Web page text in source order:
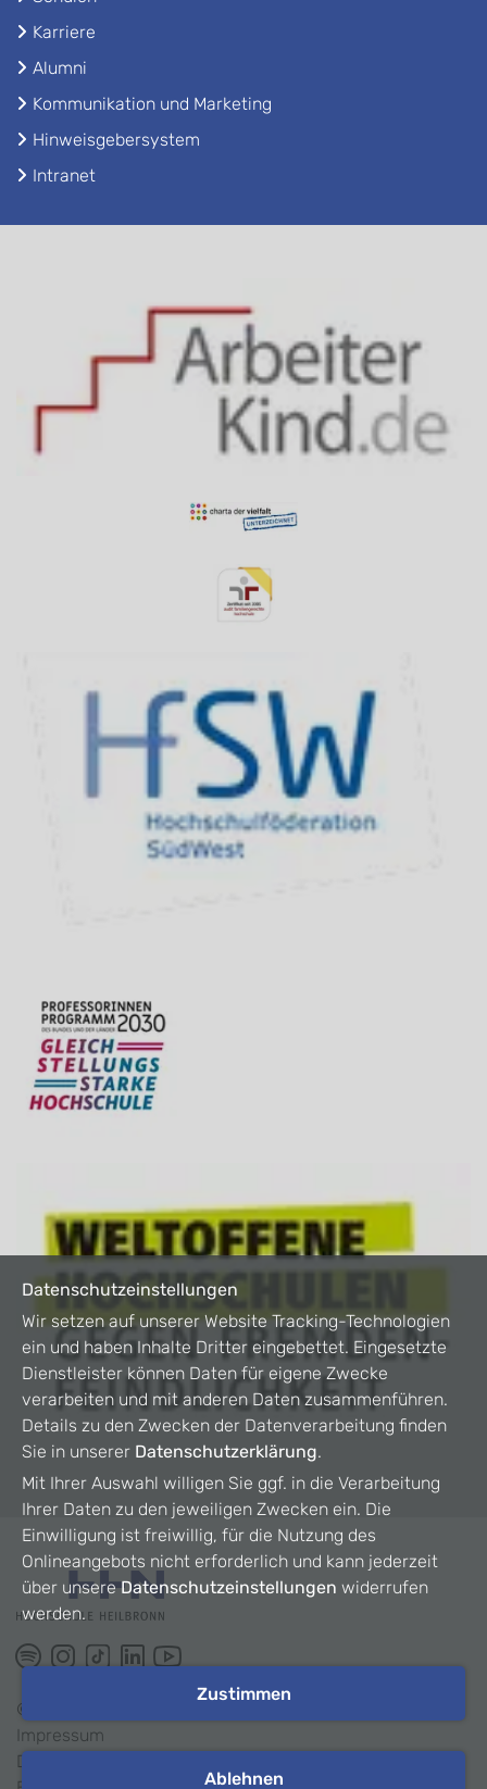
Karriere
Alumni
Kommunikation und Marketing
Hinweisgebersystem
Intranet
©
Impressum
Datenschutz
Datenschutzeinstellungen
Wir setzen auf unserer Website Tracking-Technologien
ein und haben Inhalte Dritter eingebettet. Eingesetzte
Dienstleister können Daten für eigene Zwecke
verarbeiten und mit anderen Daten zusammenführen.
Details zu den Zwecken der Datenverarbeitung finden
Sie in unserer Datenschutzerklärung.
Mit Ihrer Auswahl willigen Sie ggf. in die Verarbeitung
Ihrer Daten zu den jeweiligen Zwecken ein. Die
Einwilligung ist freiwillig, für die Nutzung des
Onlineangebots nicht erforderlich und kann jederzeit
über unsereDatenschutzeinstellungen widerrufen
werden.
Zustimmen
Ablehnen